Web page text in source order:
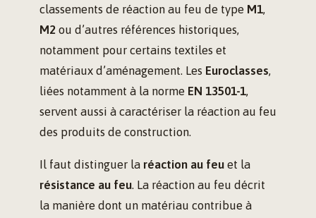
classements de réaction au feu de type M1,
M2 ou d’autres références historiques,
notamment pour certains textiles et
matériaux d’aménagement. Les Euroclasses,
liées notamment à la norme EN 13501-1,
servent aussi à caractériser la réaction au feu
des produits de construction.
Il faut distinguer la réaction au feu et la
résistance au feu. La réaction au feu décrit
la manière dont un matériau contribue à